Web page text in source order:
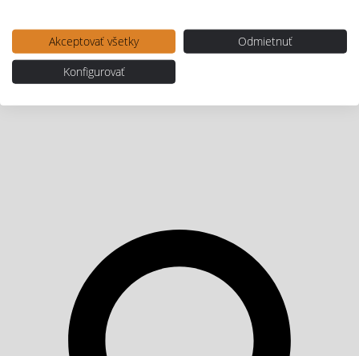
Akceptovať všetky
Odmietnuť
Konfigurovať